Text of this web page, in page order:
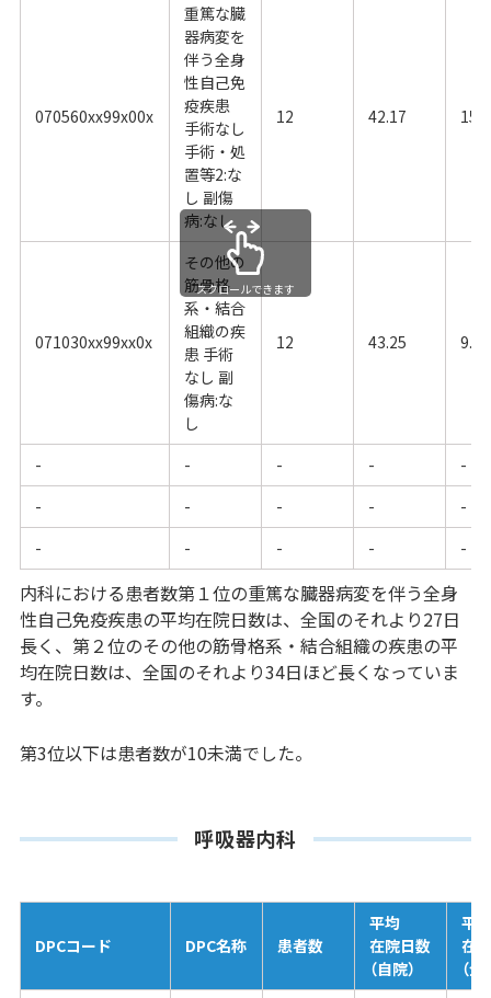
070560xx99x00x
重篤な臓
器病変を
伴う全身
性自己免
疫疾患
手術なし
手術・処
置等2:な
し 副傷
病:なし
12 42.17
071030xx99xx0x
その他の
筋骨格
系・結合
組織の疾
患 手術
なし 副
傷病:な
し
12 43.25 9.14
- - - -
-
-
- - -
-
-
- - - -
スクロールできます
内科における患者数第１位の重篤な臓器病変を伴う全身
性自己免疫疾患の平均在院日数は、全国のそれより27日
長く、第２位のその他の筋骨格系・結合組織の疾患の平
均在院日数は、全国のそれより34日ほど長くなっていま
す。
第3位以下は患者数が10未満でした。
呼吸器内科
DPCコード DPC名称 患者数
平均
在院日数
（自院）
平
在
（全